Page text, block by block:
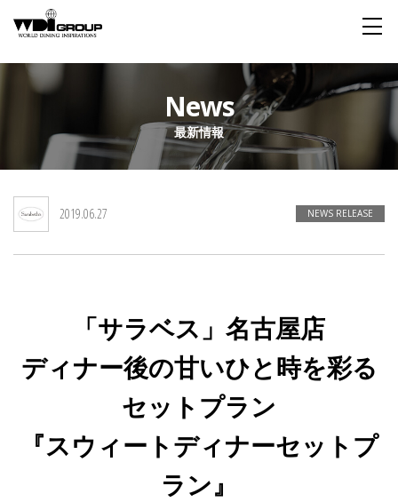
About WDI
WDI STANDARD
私たちが大切にするもの 舞台は世界
Social Responsibility Sustainability
Restaurant
Wedding
IR
News
最新情報
2019.06.27 NEWS RELEASE
「サラベス」名古屋店
ディナー後の甘いひと時を彩る
セットプラン
『スウィートディナーセットプ
ラン』